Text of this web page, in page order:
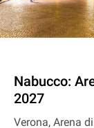
Nabucco:
2027
Verona, Arena